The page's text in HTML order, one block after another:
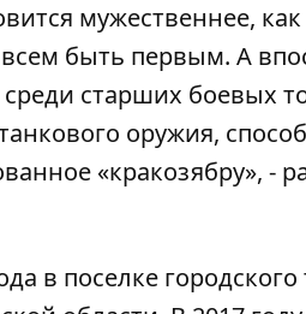
мужественнее,
быть первым. А
старших боевых
оружия,
«кракозябру», -
в поселке